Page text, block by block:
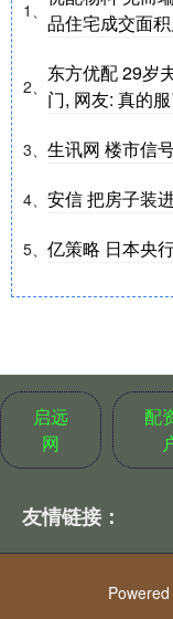
1、 品住宅成交面
2、
东方优配 29岁
门, 网友: 真的
3、 生讯网 楼市信
4、 安信 把房子装
5、 亿策略 日本央
启远
网
配
友情链接：